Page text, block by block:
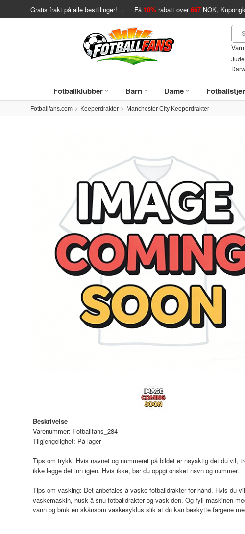
Gratis frakt på alle bestillinger! Få 10% rabatt over667 NOK,
Fotballklubber Barn Dame
Fotballfans.com Keeperdrakter Manchester City Keeperdrakter
Beskrivelse
Varenummer: Fotballfans_284
Tilgjengelighet: På lager
Tips om trykk: Hvis navnet og nummeret på bildet er nøyaktig det du vil,
ikke legge det inn igjen. Hvis ikke, bør du oppgi ønsket navn og nummer.
Tips om vasking: Det anbefales å vaske fotballdrakter for hånd. Hvis du
vaskemaskin, husk å snu fotballdrakter og vask den. Og fyll maskinen
vann og bruk en skånsom vaskesyklus slik at du kan beskytte fargene